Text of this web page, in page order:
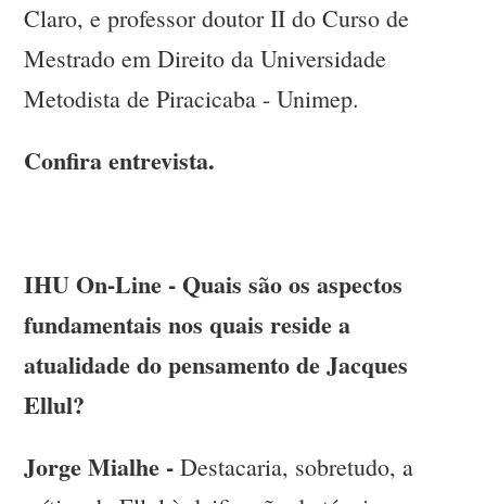
Claro, e professor doutor II do Curso de
Mestrado em Direito da Universidade
Metodista de Piracicaba - Unimep.
Confira entrevista.
IHU On-Line - Quais são os aspectos
fundamentais nos quais reside a
atualidade do pensamento de Jacques
Ellul?
Jorge Mialhe - Destacaria, sobretudo, a